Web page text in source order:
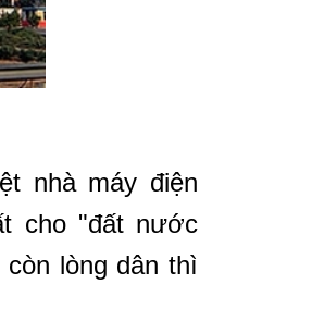
nhà máy điện
cho "đất nước
lòng dân thì